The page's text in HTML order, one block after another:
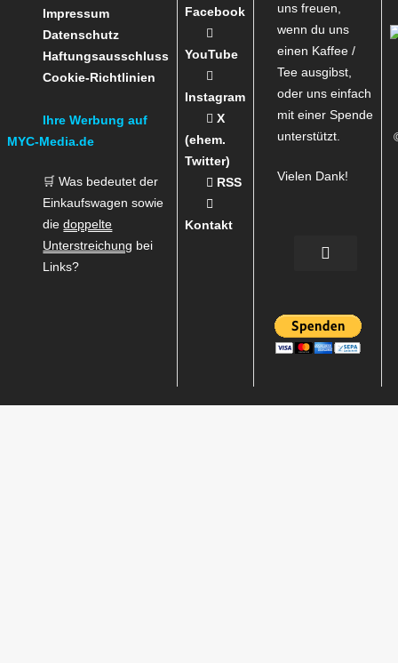
Impressum
Datenschutz
Haftungsausschluss
Cookie-Richtlinien
Ihre Werbung auf
MYC-Media.de
🛒 Was bedeutet der
Einkaufswagen sowie
diedoppelte
Unterstreichung bei
Links?
Facebook
YouTube
Instagram
X
(ehem.
Twitter)
RSS
Kontakt
uns freuen,
wenn du uns
einen Kaffee /
Tee ausgibst,
oder uns einfach
mit einer Spende
unterstützt.
Vielen Dank!